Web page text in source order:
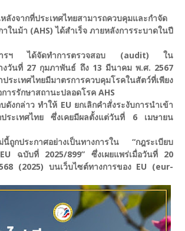
งจากที่ประเทศไทยสามารถควบคุมและกำจัด
ในม้า (AHS) ได้สำเร็จ ภายหลังการระบาดในปี
การฯ ได้จัดทำการตรวจสอบ (audit) ใน
งวันที่ 27 กุมภาพันธ์ ถึง 13 มีนาคม พ.ศ. 2567
ะเทศไทยมีมาตรการควบคุมโรคในสัตว์ที่เพียง
ารรักษาสถานะปลอดโรค AHS
ดังกล่าว ทำให้ EU ยกเลิกคำสั่งระงับการนำเข้า
ประเทศไทย ซึ่งเคยมีผลตั้งแต่วันที่ 6 เมษายน
นี้ถูกประกาศอย่างเป็นทางการใน “กฎระเบียบ
ฉบับที่ 2025/899” ซึ่งเผยแพร่เมื่อวันที่ 20
(2025) บนเว็บไซต์ทางการของ EU (eur-